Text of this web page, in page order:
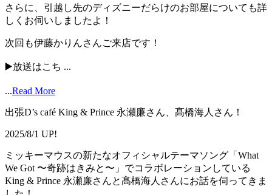
さらに、引越し先のディズニーだらけのお部屋についても詳
しくお伺いしましたよ！
次回も伊藤かりんさんご来店です！
▶️放送はこち ...
...Read More
出張D’s café King & Prince 永瀬廉さん、髙橋海人さん！
2025/8/1 UP!
ミッキーマウスの新たなオフィシャルテーマソング「What
We Got 〜奇跡はきみと〜」でコラボレーションしている
King & Prince 永瀬廉さんと髙橋海人さんにお話を伺ってきま